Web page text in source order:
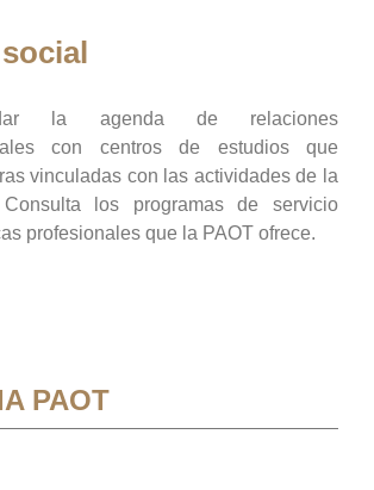
la agenda de relaciones
con centros de estudios que
vinculadas con las actividades de la
Consulta los programas de servicio
profesionales que la PAOT ofrece.
PAOT